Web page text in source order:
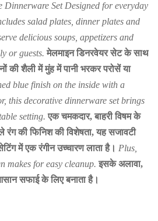
Dinnerware Set Designed for everyday
salad plates, dinner plates and
delicious soups, appetizers and
or guests. मेलमाइन डिनरवेयर सेट के साथ
की शैली में मुंह में पानी भरकर परोसें या
blue finish on the inside with a
this decorative dinnerware set brings
setting. एक चमकदार, बाहरी विषम के
की फिनिश की विशेषता, यह सजावटी
में एक रंगीन उच्चारण लाता है। Plus,
makes for easy cleanup. इसके अलावा,
सफाई के लिए बनाता है।